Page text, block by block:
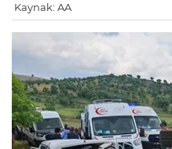
Kaynak: AA